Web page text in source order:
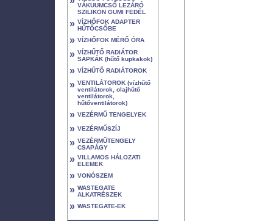
VÁKUUMCSŐ LEZÁRÓ
SZILIKON GUMI FEDÉL
» VÍZHŐFOK ADAPTER
HŰTŐCSŐBE
» VÍZHŐFOK MÉRŐ ÓRA
» VÍZHŰTŐ RADIÁTOR
SAPKÁK (hűtő kupkakok)
» VÍZHŰTŐ RADIÁTOROK
» VENTILÁTOROK (vízhűtő
ventilátorok, olajhűtő
ventilátorok,
hűtőventilátorok)
» VEZÉRMŰ TENGELYEK
» VEZÉRMŰSZÍJ
» VEZÉRMŰTENGELY
CSAPÁGY
» VILLAMOS HÁLOZATI
ELEMEK
» VONÓSZEM
» WASTEGATE
ALKATRÉSZEK
» WASTEGATE-EK